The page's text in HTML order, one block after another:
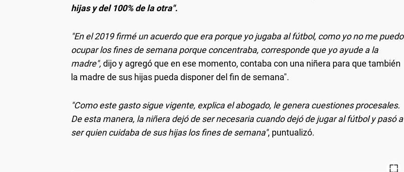
hijas y del 100% de la otra".
"En el 2019 firmé un acuerdo que era porque yo jugaba al fútbol, como yo no me puedo
ocupar los fines de semana porque concentraba, corresponde que yo ayude a la
madre", dijo y agregó que en ese momento, contaba con una niñera para que también
la madre de sus hijas pueda disponer del fin de semana".
"Como este gasto sigue vigente, explica el abogado, le genera cuestiones procesales.
De esta manera, la niñera dejó de ser necesaria cuando dejó de jugar al fútbol y pasó a
ser quien cuidaba de sus hijas los fines de semana", puntualizó.